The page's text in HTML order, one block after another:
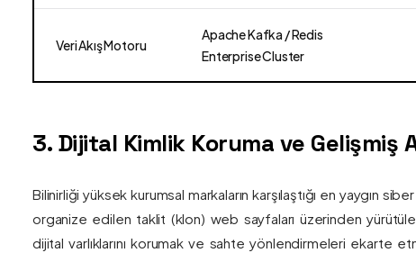
Veri Akış Motoru
Apache Kafka / Redis
Enterprise Cluster
3. Dijital Kimlik Koruma ve Gelişmiş
Bilinirliği yüksek kurumsal markaların karşılaştığı en yaygın
organize edilen taklit (klon) web sayfaları üzerinden yürütülen
dijital varlıklarını korumak ve sahte yönlendirmeleri ekarte